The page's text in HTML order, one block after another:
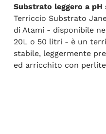
Substrato leggero a pH
Terriccio Substrato
di Atami - disponibile
20L o 50 litri - è un
stabile, leggermente
ed arricchito con